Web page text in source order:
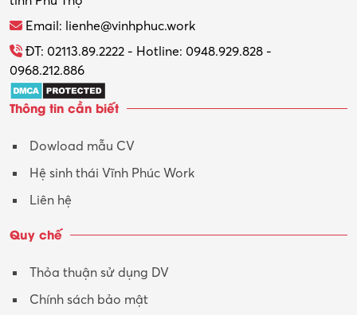
Tổ chức sự kiện – Quà tặng
Trợ lý
Tư vấn
Tư vấn – Kiến trúc
Email: lienhe@vinhphuc.work
ĐT: 02113.89.2222 - Hotline: 0948.929.828 -
0968.212.886
Thông tin cần biết
Dowload mẫu CV
Hệ sinh thái Vĩnh Phúc Work
Liên hệ
Quy chế
Thỏa thuận sử dụng DV
Chính sách bảo mật